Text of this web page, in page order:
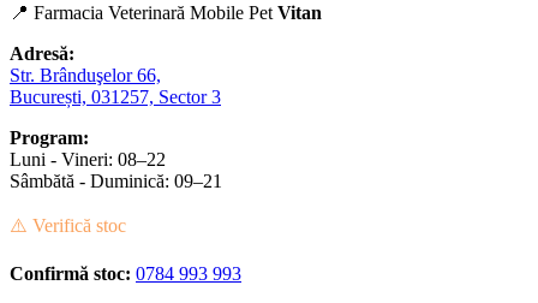
📍 Farmacia Veterinară Mobile Pet Vitan
Adresă:
Str. Brânduşelor 66,
București, 031257, Sector 3
Program:
Luni - Vineri: 08–22
Sâmbătă - Duminică: 09–21
⚠️ Verifică stoc
Confirmă stoc: 0784 993 993